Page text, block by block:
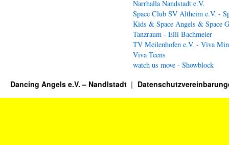
Narrhalla Nandstadt e.V.
Space Club SV Altheim e.V. -
Kids & Space Angels & Space
Tanzraum - Elli Bachmeier
TV Meilenhofen e.V. - Viva
Viva Teens
watch us move - Showblock
Dancing Angels e.V. – Nandlstadt